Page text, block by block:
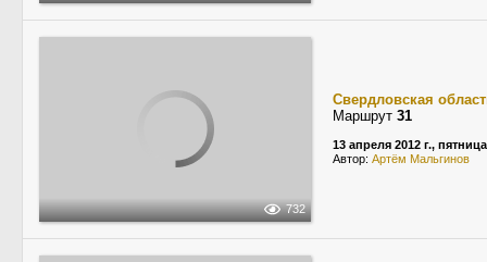
732
Свердловская
Маршрут 31
13 апреля 2012 г., пятница
Автор: Артём Мальгинов